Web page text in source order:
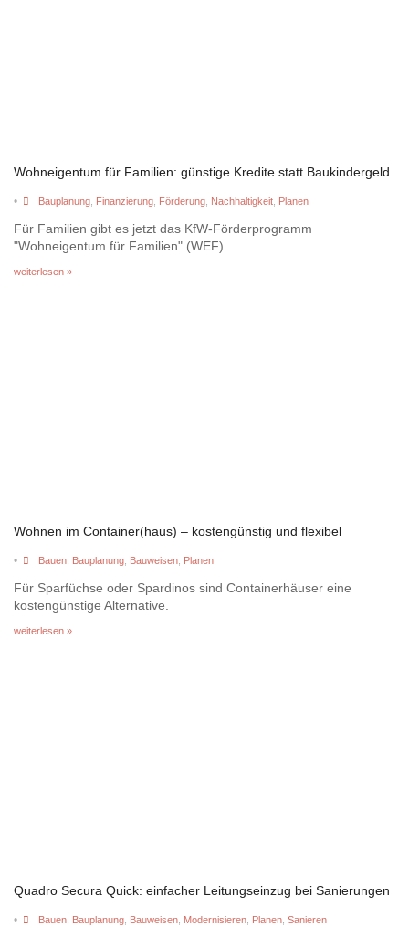
Wohneigentum für Familien: günstige Kredite statt Baukindergeld
• Bauplanung, Finanzierung, Förderung, Nachhaltigkeit, Planen
Für Familien gibt es jetzt das KfW-Förderprogramm
"Wohneigentum für Familien" (WEF).
weiterlesen »
Wohnen im Container(haus) – kostengünstig und flexibel
• Bauen, Bauplanung, Bauweisen, Planen
Für Sparfüchse oder Spardinos sind Containerhäuser eine
kostengünstige Alternative.
weiterlesen »
Quadro Secura Quick: einfacher Leitungseinzug bei Sanierungen
• Bauen, Bauplanung, Bauweisen, Modernisieren, Planen, Sanieren